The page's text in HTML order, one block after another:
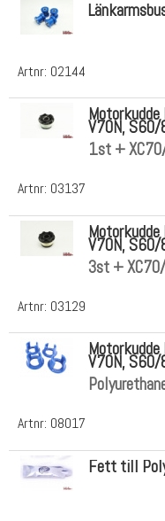
Artnr: 02144
Artnr: 03137
V70N, S60/
1st +
Artnr: 03129
V70N, S60/
3st +
Artnr: 08017
V70N, S60/
Fett till